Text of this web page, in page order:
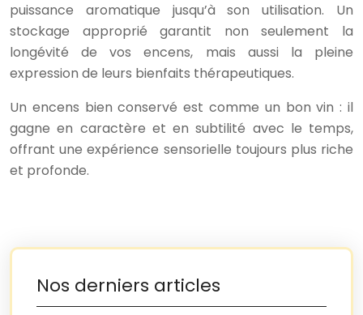
puissance aromatique jusqu’à son utilisation. Un
stockage approprié garantit non seulement la
longévité de vos encens, mais aussi la pleine
expression de leurs bienfaits thérapeutiques.
Un encens bien conservé est comme un bon vin : il
gagne en caractère et en subtilité avec le temps,
offrant une expérience sensorielle toujours plus riche
et profonde.
Nos derniers articles